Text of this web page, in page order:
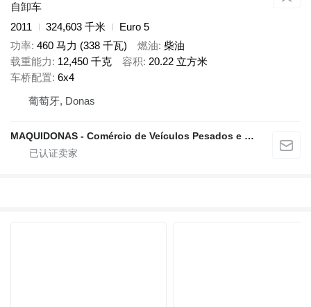
自卸车
2011
324,603 千米
Euro 5
功率 460 马力 (338 千瓦) 燃油 柴油
载重能力
12,450 千克 容积 20.22 立方米
车桥配置 6x4
葡萄牙, Donas
MAQUIDONAS - Comércio de Veículos Pesados e Ligeiros, Lda.